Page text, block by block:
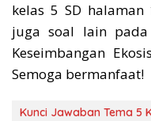
kelas 5 SD halaman
juga soal lain
Keseimbangan
Semoga bermanfaat!
Kunci Jawaban Tema 5